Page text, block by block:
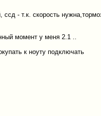
- т.к. скорость
момент у меня 2.1 ..
к ноуту подключать